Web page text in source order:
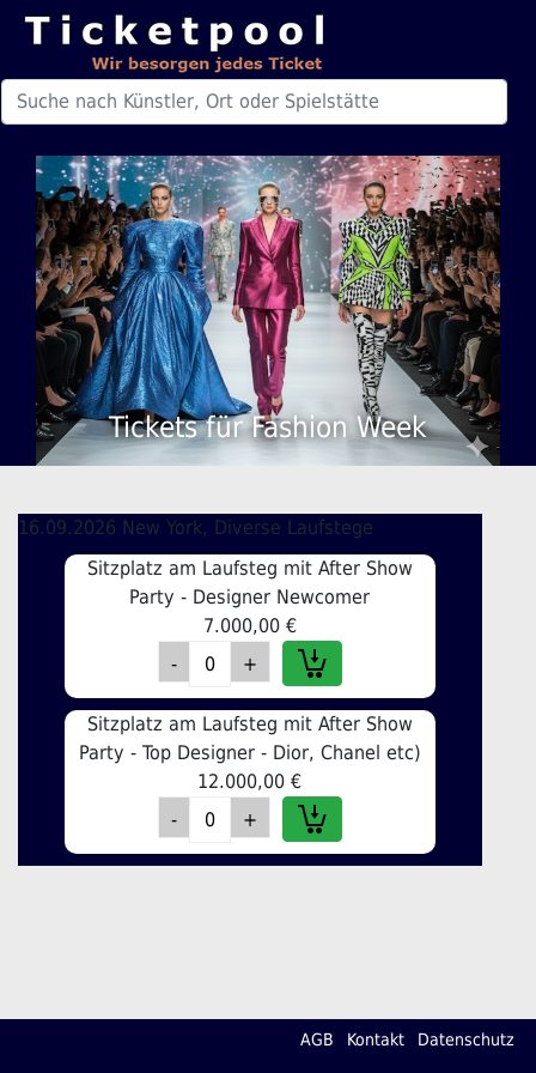
Tickets für Fashion Week
16.09.2026 New York, Diverse Laufstege
Sitzplatz am Laufsteg mit After Show
Party - Designer Newcomer
7.000,00 €
Sitzplatz am Laufsteg mit After Show
Party - Top Designer - Dior, Chanel etc)
12.000,00 €
AGB Kontakt Datenschutz